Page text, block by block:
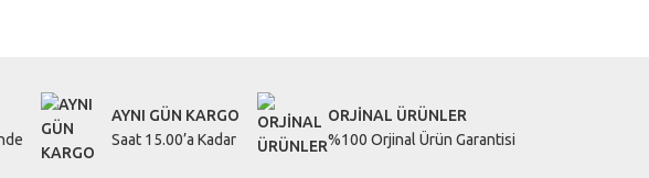
AYNI GÜN KARGO
Saat 15.00’a Kadar
ORJİNAL ÜRÜNLER
%100 Orjinal Ürün Garantisi